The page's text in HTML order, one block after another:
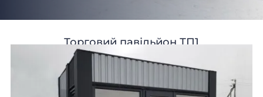
Торговий павільйон ТП1